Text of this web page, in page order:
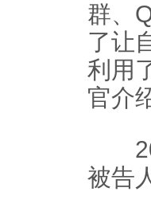
群、
了让
利用
官介
被告